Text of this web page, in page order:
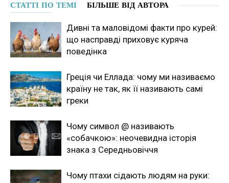
СТАТТІ ПО ТЕМІ БІЛЬШЕ ВІД АВТОРА
Дивні та маловідомі факти про курей:
що насправді приховує куряча
поведінка
Греція чи Еллада: чому ми називаємо
країну не так, як її називають самі
греки
Чому символ @ називають
«собачкою»: неочевидна історія
знака з Середньовіччя
Чому птахи сідають людям на руки: